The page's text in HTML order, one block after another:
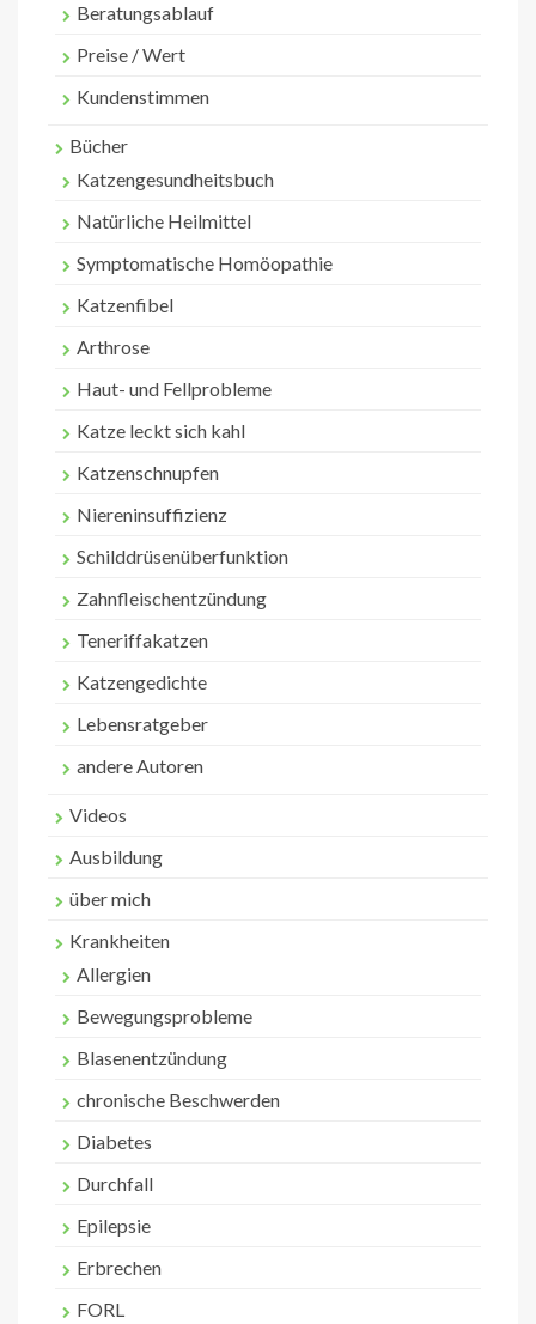
Beratungsablauf
Preise / Wert
Kundenstimmen
Bücher
Katzengesundheitsbuch
Natürliche Heilmittel
Symptomatische Homöopathie
Katzenfibel
Arthrose
Haut- und Fellprobleme
Katze leckt sich kahl
Katzenschnupfen
Niereninsuffizienz
Schilddrüsenüberfunktion
Zahnfleischentzündung
Teneriffakatzen
Katzengedichte
Lebensratgeber
andere Autoren
Videos
Ausbildung
über mich
Krankheiten
Allergien
Bewegungsprobleme
Blasenentzündung
chronische Beschwerden
Diabetes
Durchfall
Epilepsie
Erbrechen
FORL